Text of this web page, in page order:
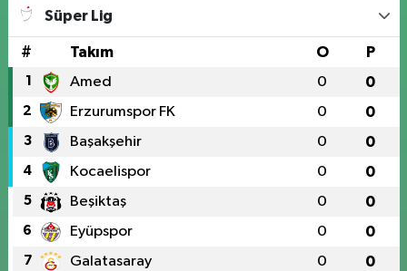
Süper Lig
# Takım O P
1 Amed 0 0
2 Erzurumspor FK 0 0
3 Başakşehir 0 0
4 Kocaelispor 0 0
5 Beşiktaş 0 0
6 Eyüpspor 0 0
7 Galatasaray 0 0